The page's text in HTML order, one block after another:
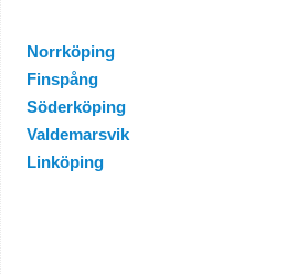
Norrköping
Finspång
Söderköping
Valdemarsvik
Linköping